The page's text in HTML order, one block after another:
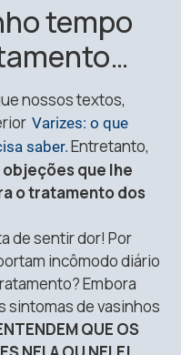
tempo
nossos textos,
Varizes: o que
saber. Entretanto,
que lhe
o tratamento dos
de sentir dor! Por
incômodo diário
Embora
sintomas de vasinhos
QUE OS